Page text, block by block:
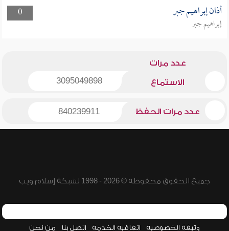
0
أذان إبراهيم جبر
إبراهيم جبر
عدد مرات
الاستماع 3095049898
عدد مرات الحفظ 840239911
جميع الحقوق محفوظة © 2026 - 1998 لشبكة إسلام ويب
وثيقة الخصوصية اتفاقية الخدمة اتصل بنا من نحن